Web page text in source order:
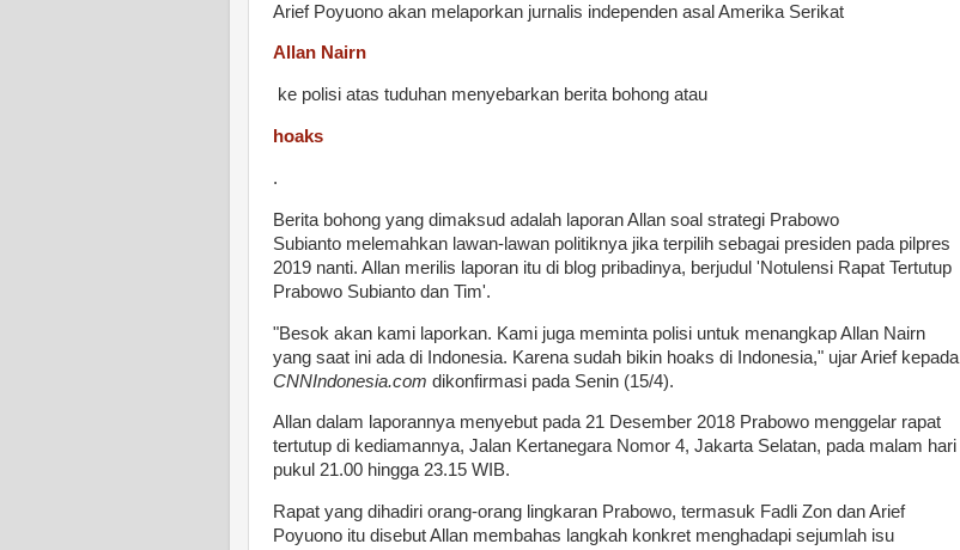
Arief Poyuono akan melaporkan jurnalis independen asal Amerika Serikat
Allan Nairn
ke polisi atas tuduhan menyebarkan berita bohong atau
hoaks
.
Berita bohong yang dimaksud adalah laporan Allan soal strategi Prabowo
Subianto melemahkan lawan-lawan politiknya jika terpilih sebagai presiden pada pilpres
2019 nanti. Allan merilis laporan itu di blog pribadinya, berjudul 'Notulensi Rapat Tertutup
Prabowo Subianto dan Tim'.
"Besok akan kami laporkan. Kami juga meminta polisi untuk menangkap Allan Nairn
yang saat ini ada di Indonesia. Karena sudah bikin hoaks di Indonesia," ujar Arief kepada
CNNIndonesia.com dikonfirmasi pada Senin (15/4).
Allan dalam laporannya menyebut pada 21 Desember 2018 Prabowo menggelar rapat
tertutup di kediamannya, Jalan Kertanegara Nomor 4, Jakarta Selatan, pada malam hari
pukul 21.00 hingga 23.15 WIB.
Rapat yang dihadiri orang-orang lingkaran Prabowo, termasuk Fadli Zon dan Arief
Poyuono itu disebut Allan membahas langkah konkret menghadapi sejumlah isu